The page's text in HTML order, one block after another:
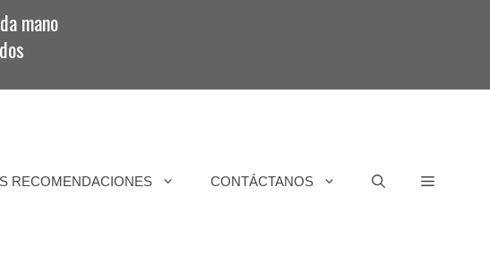
mano
RECOMENDACIONES CONTÁCTANOS